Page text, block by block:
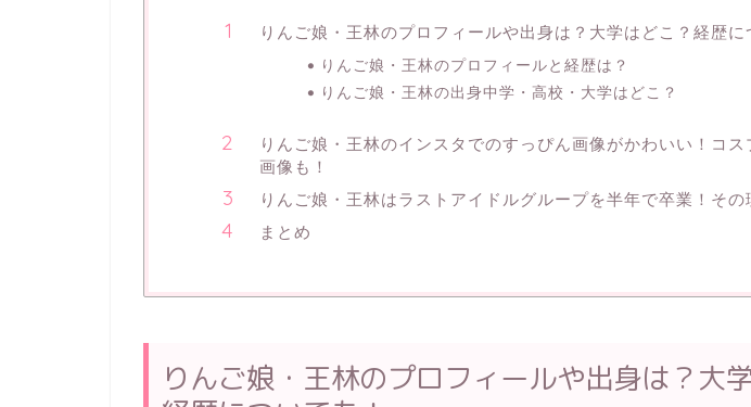
りんご娘・王林のプロフィールや出身は？大学はどこ？経歴に
りんご娘・王林のプロフィールと経歴は？
りんご娘・王林の出身中学・高校・大学はどこ？
りんご娘・王林のインスタでのすっぴん画像がかわいい！コス
画像も！
りんご娘・王林はラストアイドルグループを半年で卒業！その
まとめ
りんご娘・王林のプロフィールや出身は？大